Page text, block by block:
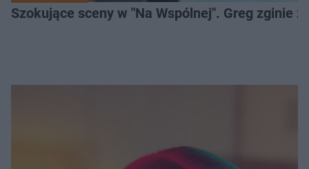
Szokujące sceny w "Na Wspólnej". Greg zginie z